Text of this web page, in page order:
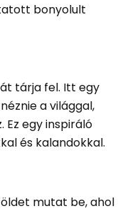
bonyolult
tárja fel. Itt egy
a világgal,
Ez egy inspiráló
és kalandokkal.
mutat be, ahol